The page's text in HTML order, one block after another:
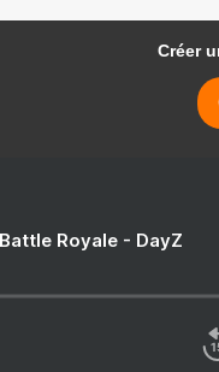
Créer
Royale - DayZ